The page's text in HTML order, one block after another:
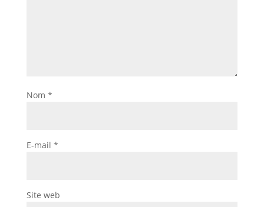
Nom *
E-mail *
Site web